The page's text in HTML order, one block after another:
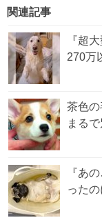
関連記事
『超
270万
茶色
まる
『あ
った